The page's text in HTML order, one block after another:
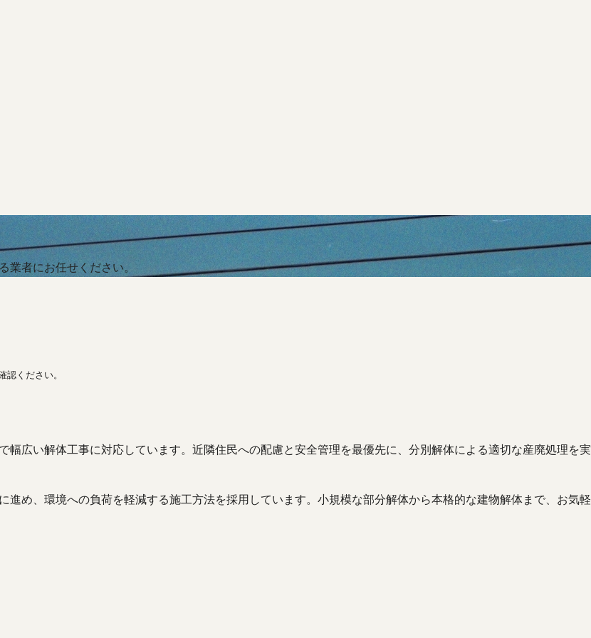
業者にお任せください。
ください。
広い解体工事に対応しています。近隣住民への配慮と安全管理を最優先に、分別解体による適切な産廃処理を実
め、環境への負荷を軽減する施工方法を採用しています。小規模な部分解体から本格的な建物解体まで、お気軽